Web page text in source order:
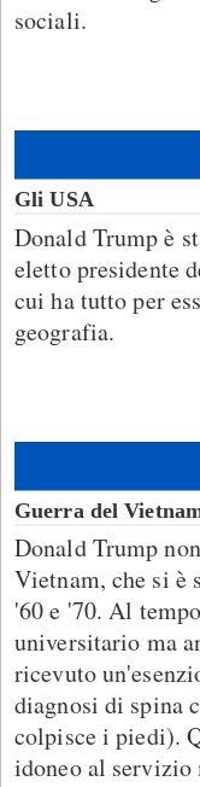
sociali.
Gli USA
Donald Trump è
eletto presidente
cui ha tutto per
geografia.
Guerra del
Donald Trump
Vietnam, che si è
'60 e '70. Al
universitario ma
ricevuto
diagnosi di spina
colpisce i piedi).
idoneo al